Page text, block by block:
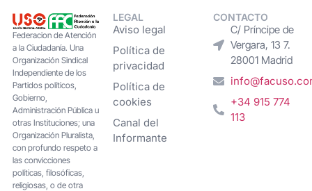
Federacion de Atención
a la Ciudadanía. Una
Organización Sindical
Independiente de los
Partidos políticos,
Gobierno,
Administración Pública u
otras Instituciones; una
Organización Pluralista,
con profundo respeto a
las convicciones
políticas, filosóficas,
religiosas, o de otra
LEGAL
Aviso legal
Política de
privacidad
Política de
cookies
Canal del
Informante
CONTACTO
C/ Príncipe de
Vergara, 13 7.
28001 Madrid
+34 915 774
113